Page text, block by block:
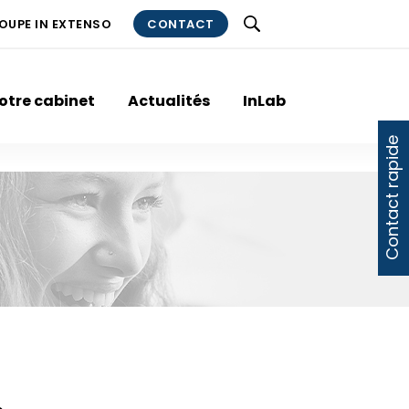
IN EXTENSO CONTACT
cabinet Actualités InLab
Contact rapide